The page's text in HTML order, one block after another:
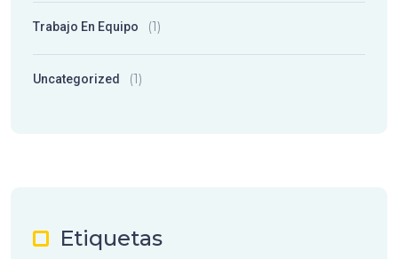
Trabajo En Equipo (1)
Uncategorized (1)
Etiquetas